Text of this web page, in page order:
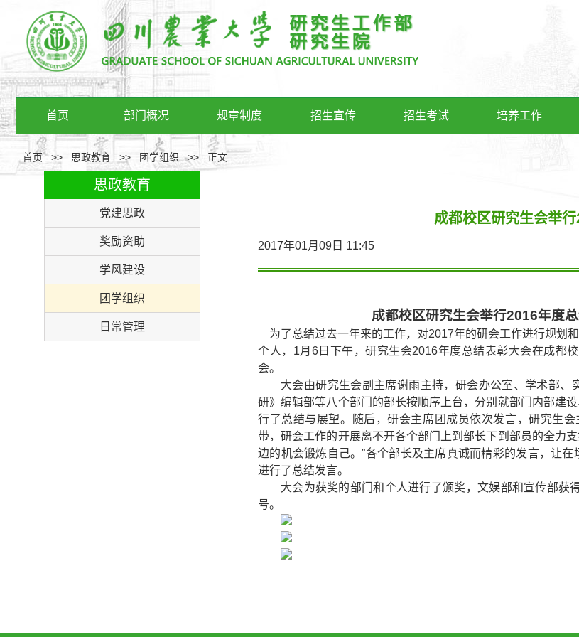
首页 部门概况 规章制度 招生宣传 招生考试 培养工作
首页>> 思政教育 >> 团学组织 >> 正文
思政教育
党建思政
奖励资助
学风建设
团学组织
日常管理
成都校区研究生会举
2017年01月09日 11:45
成都校区研究生会举行2016年度
为了总结过去一年来的工作，对2017年的研会工作进行规划
个人， 1月 6日 下午，研究生会2016年度总结表彰大会在成都
会。
大会由研究生会副主席谢雨主持，研会办公室、学术部
研》编辑部等八个部门的部长按顺序上台，分别就部门内部建
行了总结与展望。随后，研会主席团成员依次发言，研究生
带，研会工作的开展离不开各个部门上到部长下到部员的全力
边的机会锻炼自己。”各个部长及主席真诚而精彩的发言，让
进行了总结发言。
大会为获奖的部门和个人进行了颁奖，文娱部和宣传部获
号。